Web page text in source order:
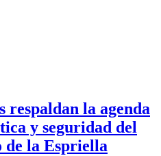
respaldan la agenda
y seguridad del
de la Espriella